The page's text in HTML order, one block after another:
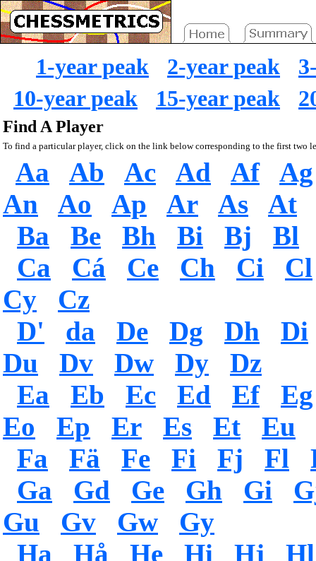
1-year peak 2-year peak
10-year peak
15-year peak
Find A Player
To find a particular player, click on the link below corresponding to the first two
Aa Ab Ac Ad Af
Ag
An
Ao Ap Ar As
At
Ba
Be Bh Bi Bj
Bl
Ca
Cá Ce Ch Ci
Cl
Cy
Cz
D'
da De Dg Dh
Di
Du
Dv Dw Dy
Dz
Ea
Eb Ec Ed Ef
Eg
Eo
Ep Er Es Et
Eu
Fa
Fä Fe Fi Fj Fl
Ga
Gd Ge Gh Gi
Gu
Gv Gw
Gy
Ha
Hå He Hi Hj
Hl